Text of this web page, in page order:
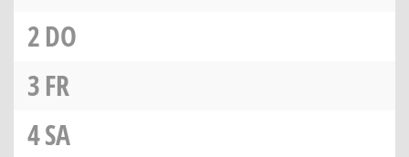
2DO
3FR
4SA